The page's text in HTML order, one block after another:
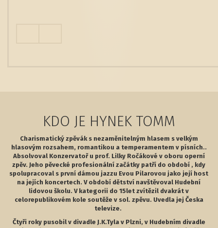
KDO JE HYNEK TOMM
Charismatický zpěvák s nezaměnitelným hlasem s velkým
hlasovým rozsahem, romantikou a temperamentem v písních..
Absolvoval Konzervatoř u prof. Lilky Ročákové v oboru operní
zpěv. Jeho pěvecké profesionální začátky patří do období , kdy
spolupracoval s první dámou jazzu Evou Pilarovou jako její host
na jejích koncertech. V období dětství navštěvoval Hudební
lidovou školu. V kategorii do 15let zvítězil dvakrát v
celorepublikovém kole soutěže v sol. zpěvu. Uvedla jej Česka
televize.
Čtyři roky pusobil v divadle J.K.Tyla v Plzni, v Hudebním divadle